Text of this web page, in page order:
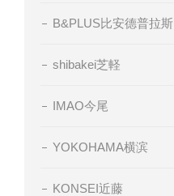
B&PLUS比安德普拉斯
shibakei芝軽
IMAO今尾
YOKOHAMA横滨
KONSEI近藤